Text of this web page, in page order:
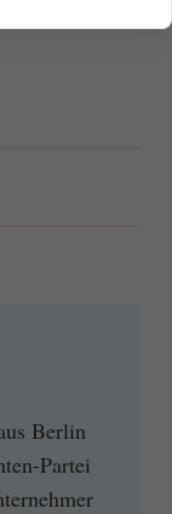
Berlin
Partei